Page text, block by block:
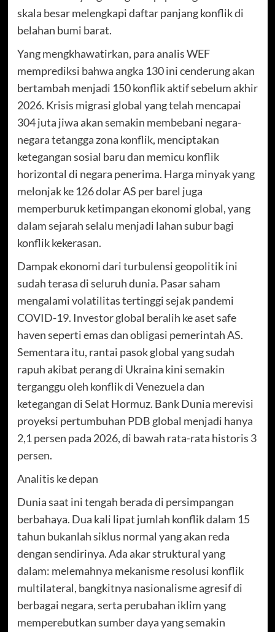
skala besar melengkapi daftar panjang konflik di
belahan bumi barat.
Yang mengkhawatirkan, para analis WEF
memprediksi bahwa angka 130 ini cenderung akan
bertambah menjadi 150 konflik aktif sebelum akhir
2026. Krisis migrasi global yang telah mencapai
304 juta jiwa akan semakin membebani negara-
negara tetangga zona konflik, menciptakan
ketegangan sosial baru dan memicu konflik
horizontal di negara penerima. Harga minyak yang
melonjak ke 126 dolar AS per barel juga
memperburuk ketimpangan ekonomi global, yang
dalam sejarah selalu menjadi lahan subur bagi
konflik kekerasan.
Dampak ekonomi dari turbulensi geopolitik ini
sudah terasa di seluruh dunia. Pasar saham
mengalami volatilitas tertinggi sejak pandemi
COVID-19. Investor global beralih ke aset safe
haven seperti emas dan obligasi pemerintah AS.
Sementara itu, rantai pasok global yang sudah
rapuh akibat perang di Ukraina kini semakin
terganggu oleh konflik di Venezuela dan
ketegangan di Selat Hormuz. Bank Dunia merevisi
proyeksi pertumbuhan PDB global menjadi hanya
2,1 persen pada 2026, di bawah rata-rata historis 3
persen.
Analitis ke depan
Dunia saat ini tengah berada di persimpangan
berbahaya. Dua kali lipat jumlah konflik dalam 15
tahun bukanlah siklus normal yang akan reda
dengan sendirinya. Ada akar struktural yang
dalam: melemahnya mekanisme resolusi konflik
multilateral, bangkitnya nasionalisme agresif di
berbagai negara, serta perubahan iklim yang
memperebutkan sumber daya yang semakin